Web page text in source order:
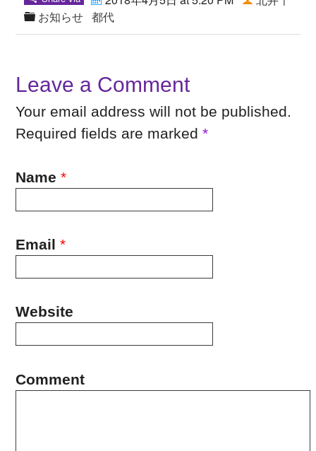
お知らせ 都代
Leave a Comment
Your email address will not be published.
Required fields are marked*
Name *
Email *
Website
Comment